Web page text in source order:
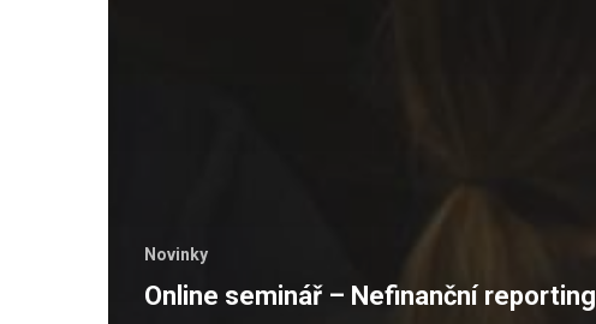
Novinky
Online seminář – Nefinanční reporting